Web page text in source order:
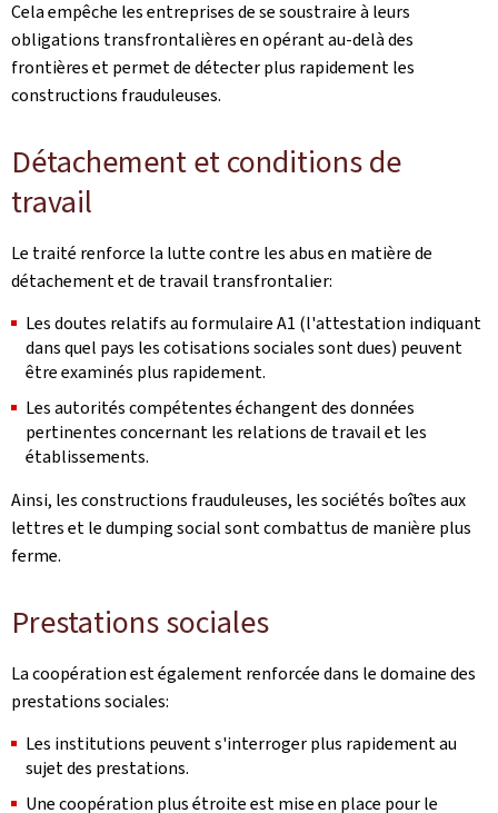
Cela empêche les entreprises de se soustraire à leurs
obligations transfrontalières en opérant au-delà des
frontières et permet de détecter plus rapidement les
constructions frauduleuses.
Détachement et conditions de
travail
Le traité renforce la lutte contre les abus en matière de
détachement et de travail transfrontalier:
Les doutes relatifs au formulaire A1 (l'attestation indiquant
dans quel pays les cotisations sociales sont dues) peuvent
être examinés plus rapidement.
Les autorités compétentes échangent des données
pertinentes concernant les relations de travail et les
établissements.
Ainsi, les constructions frauduleuses, les sociétés boîtes aux
lettres et ledumpingsocial sont combattus de manière plus
ferme.
Prestations sociales
La coopération est également renforcée dans le domaine des
prestations sociales:
Les institutions peuvent s'interroger plus rapidement au
sujet des prestations.
Une coopération plus étroite est mise en place pour le